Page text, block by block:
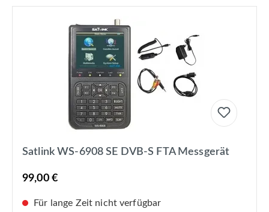
Satlink WS-6908 SE DVB-S FTA Messgerät
99,00 €
Für lange Zeit nicht verfügbar